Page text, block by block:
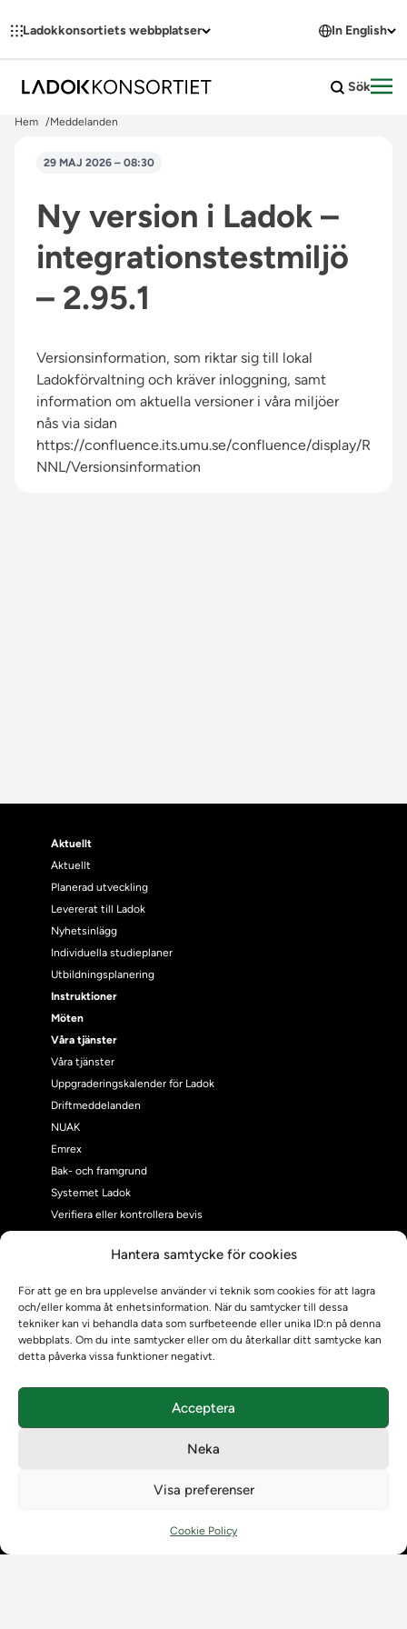
Hantera samtycke för cookies
För att ge en bra upplevelse använder vi teknik som cookies för att lagra
och/eller komma åt enhetsinformation. När du samtycker till dessa
tekniker kan vi behandla data som surfbeteende eller unika ID:n på denna
webbplats. Om du inte samtycker eller om du återkallar ditt samtycke kan
detta påverka vissa funktioner negativt.
Acceptera
Neka
Visa preferenser
Cookie Policy
Ladokkonsortiets webbplatser In English
Sök
Hem Meddelanden
29 MAJ 2026 – 08:30
Ny version i Ladok –
integrationstestmiljö
– 2.95.1
Versionsinformation, som riktar sig till lokal
Ladokförvaltning och kräver inloggning, samt
information om aktuella versioner i våra miljöer
nås via sidan
https://confluence.its.umu.se/confluence/display/R
NNL/Versionsinformation
Aktuellt
Aktuellt
Planerad utveckling
Levererat till Ladok
Nyhetsinlägg
Individuella studieplaner
Utbildningsplanering
Instruktioner
Möten
Våra tjänster
Våra tjänster
Uppgraderingskalender för Ladok
Driftmeddelanden
NUAK
Emrex
Bak- och framgrund
Systemet Ladok
Verifiera eller kontrollera bevis
Om Ladokkonsortiet
Ladokkonsortiet internationellt
Vision, strategi och produktplan
Användarkontakter
Kontaktuppgifter till lärosätenas Ladoksupport